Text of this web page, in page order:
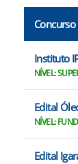
Concurso
Instituto
NÍVEL:
Edital
NÍVEL:
Edital